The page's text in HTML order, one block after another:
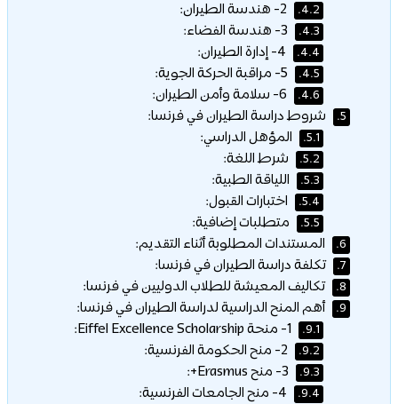
4.2.
4.3.
4.4.
4.5.
4.6.
5. شروط دراسة الطيران في فرنسا:
5.1. المؤهل الدراسي:
5.2. شرط اللغة:
5.3. اللياقة الطبية:
5.4. اختبارات القبول:
5.5. متطلبات إضافية:
6. المستندات المطلوبة أثناء التقديم:
7. تكلفة دراسة الطيران في فرنسا:
8. تكاليف المعيشة للطلاب الدوليين في فرنسا:
9. أهم المنح الدراسية لدراسة الطيران في فرنسا:
9.1.
9.2.
9.3.
9.4.